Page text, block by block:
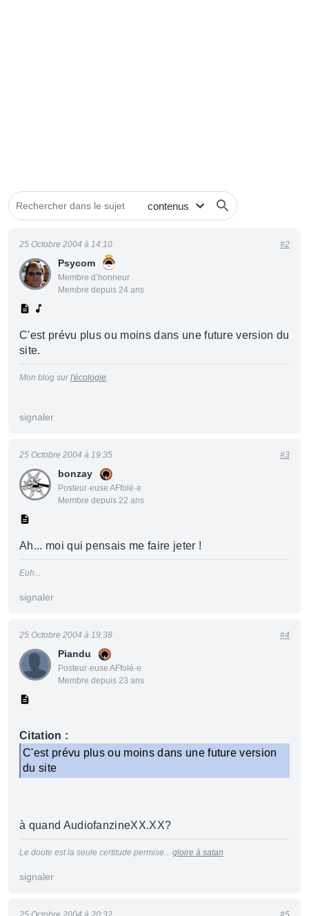
Psycom
Membre d’honneur
Membre depuis 24 ans
25 Octobre 2004 à 14:10 #2
C'est prévu plus ou moins dans une future version du
site.
Mon blog surl'écologie.
signaler
bonzay
Posteur·euse AFfolé·e
Membre depuis 22 ans
25 Octobre 2004 à 19:35 #3
Ah... moi qui pensais me faire jeter !
Euh...
signaler
Piandu
Posteur·euse AFfolé·e
Membre depuis 23 ans
25 Octobre 2004 à 19:38 #4
Citation :
C'est prévu plus ou moins dans une future version
du site
à quand AudiofanzineXX.XX?
Le doute est la seule certitude permise... gloire à satan
signaler